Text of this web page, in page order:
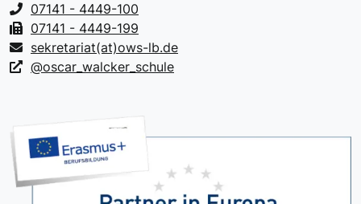
07141 - 4449-100
07141 - 4449-199
sekretariat(at)ows-lb.de
@oscar_walcker_schule